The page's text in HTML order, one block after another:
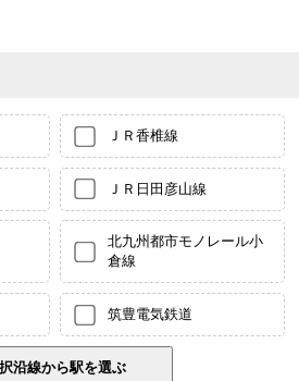
ＪＲ香椎線
ＪＲ日田彦山線
北九州都市モノレール小
倉線
筑豊電気鉄道